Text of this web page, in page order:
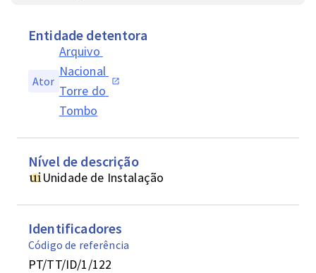
Entidade detentora
Ator
Arquivo
Nacional
Torre do
Tombo
Nível de descrição
Unidade de Instalação
Identificadores
Código de referência
PT/TT/ID/1/122